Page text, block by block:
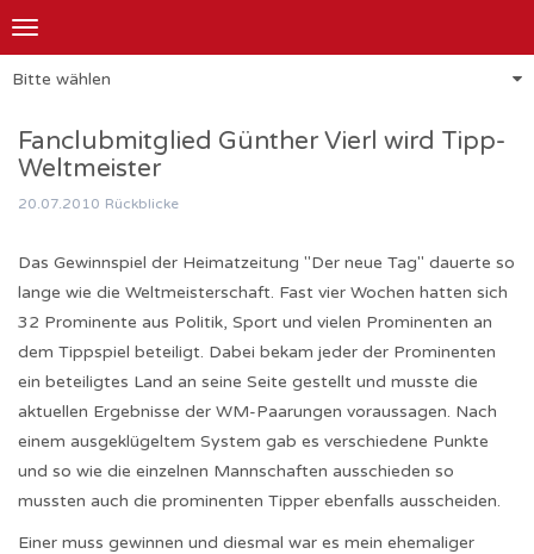
Toggle
navigation
Bitte wählen
Fanclubmitglied Günther Vierl wird Tipp-
Weltmeister
20.07.2010 Rückblicke
Das Gewinnspiel der Heimatzeitung "Der neue Tag" dauerte so
lange wie die Weltmeisterschaft. Fast vier Wochen hatten sich
32 Prominente aus Politik, Sport und vielen Prominenten an
dem Tippspiel beteiligt. Dabei bekam jeder der Prominenten
ein beteiligtes Land an seine Seite gestellt und musste die
aktuellen Ergebnisse der WM-Paarungen voraussagen. Nach
einem ausgeklügeltem System gab es verschiedene Punkte
und so wie die einzelnen Mannschaften ausschieden so
mussten auch die prominenten Tipper ebenfalls ausscheiden.
Einer muss gewinnen und diesmal war es mein ehemaliger